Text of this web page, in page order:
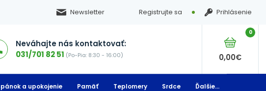
Newsletter Registrujte sa Prihlásenie
Neváhajte nás kontaktovať:
031/701 82 51 (Po-Pia: 8:30 - 16:00)
0
0,00€
a upokojenie Pamäť Teplomery Srdce Ďalšie...